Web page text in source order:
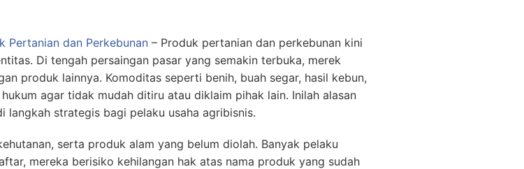
Pertanian dan Perkebunan – Produk pertanian dan perkebunan kini
Di tengah persaingan pasar yang semakin terbuka, merek
produk lainnya. Komoditas seperti benih, buah segar, hasil kebun,
agar tidak mudah ditiru atau diklaim pihak lain. Inilah alasan
langkah strategis bagi pelaku usaha agribisnis.
serta produk alam yang belum diolah. Banyak pelaku
mereka berisiko kehilangan hak atas nama produk yang sudah